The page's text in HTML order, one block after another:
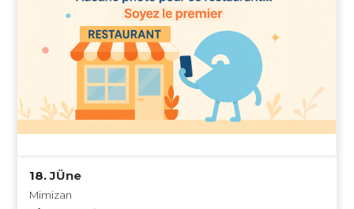
18.JÜne
Mimizan